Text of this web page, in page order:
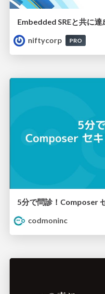
niftycorp
PRO
5分で問診！Composer
codmoninc